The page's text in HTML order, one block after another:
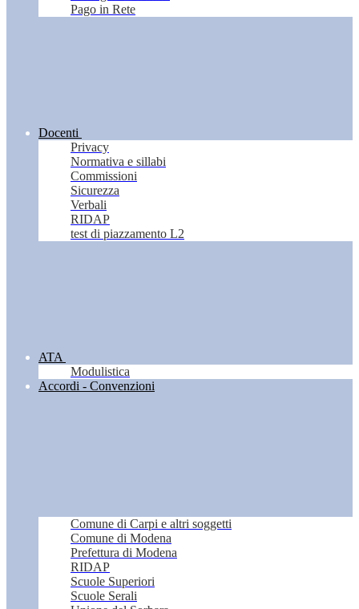
Pago in Rete
Docenti
Privacy
Normativa e sillabi
Commissioni
Sicurezza
Verbali
RIDAP
test di piazzamento L2
ATA
Modulistica
Accordi - Convenzioni
Comune di Carpi e altri soggetti
Comune di Modena
Prefettura di Modena
RIDAP
Scuole Superiori
Scuole Serali